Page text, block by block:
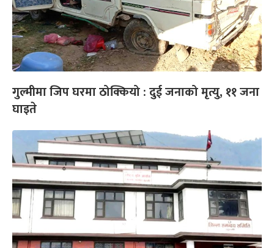
गुल्मीमा जिप घरमा ठोक्कियो : दुई जनाको मृत्यु, ११ जना
घाइते